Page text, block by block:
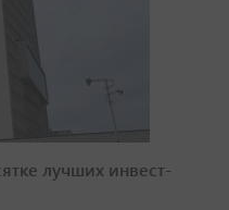
лучших инвест-